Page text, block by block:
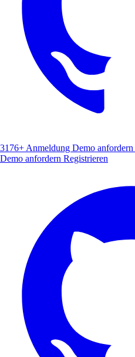
3176+ Anmeldung Demo anfordern
Demo anfordern Registrieren